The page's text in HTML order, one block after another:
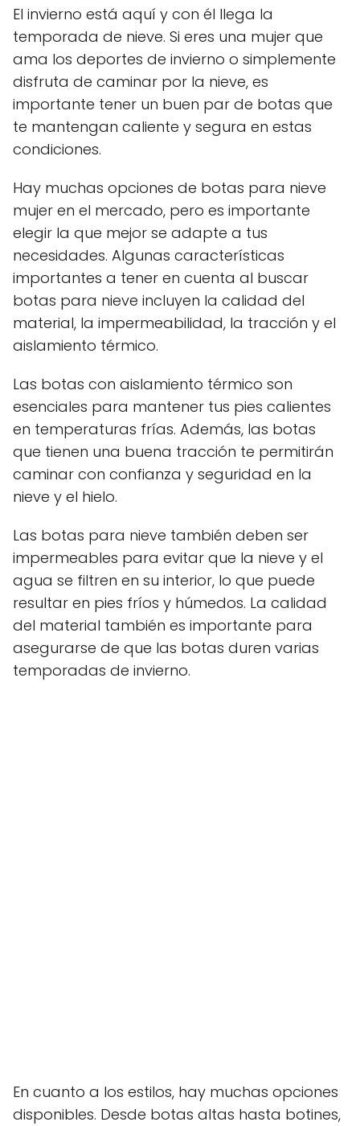
El invierno está aquí y con él llega la
temporada de nieve. Si eres una mujer que
ama los deportes de invierno o simplemente
disfruta de caminar por la nieve, es
importante tener un buen par de botas que
te mantengan caliente y segura en estas
condiciones.
Hay muchas opciones de botas para nieve
mujer en el mercado, pero es importante
elegir la que mejor se adapte a tus
necesidades. Algunas características
importantes a tener en cuenta al buscar
botas para nieve incluyen la calidad del
material, la impermeabilidad, la tracción y el
aislamiento térmico.
Las botas con aislamiento térmico son
esenciales para mantener tus pies calientes
en temperaturas frías. Además, las botas
que tienen una buena tracción te permitirán
caminar con confianza y seguridad en la
nieve y el hielo.
Las botas para nieve también deben ser
impermeables para evitar que la nieve y el
agua se filtren en su interior, lo que puede
resultar en pies fríos y húmedos. La calidad
del material también es importante para
asegurarse de que las botas duren varias
temporadas de invierno.
En cuanto a los estilos, hay muchas opciones
disponibles. Desde botas altas hasta botines,